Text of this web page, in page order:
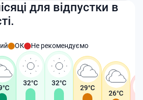
для відпустки в
ОК Не рекомендуємо
°C
32°C 32°C
29°C
26°C